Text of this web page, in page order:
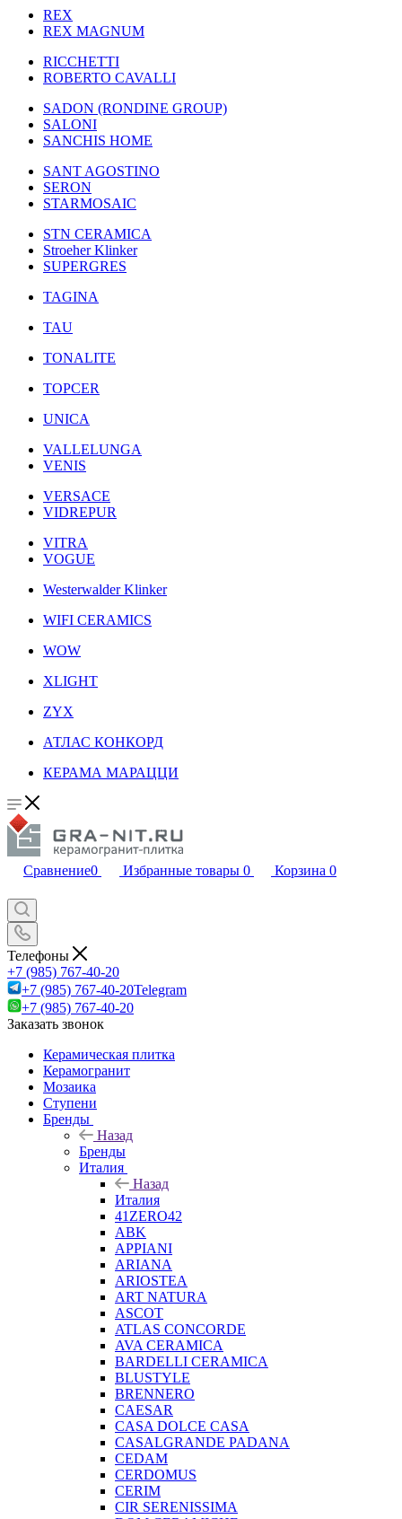
REX
REX MAGNUM
RICCHETTI
ROBERTO CAVALLI
SADON (RONDINE GROUP)
SALONI
SANCHIS HOME
SANT AGOSTINO
SERON
STARMOSAIC
STN CERAMICA
Stroeher Klinker
SUPERGRES
TAGINA
TAU
TONALITE
TOPCER
UNICA
VALLELUNGA
VENIS
VERSACE
VIDREPUR
VITRA
VOGUE
Westerwalder Klinker
WIFI CERAMICS
WOW
XLIGHT
ZYX
АТЛАС КОНКОРД
КЕРАМА МАРАЦЦИ
Сравнение0 Избранные товары 0 Корзина 0
Телефоны
+7 (985) 767-40-20
+7 (985) 767-40-20Telegram
+7 (985) 767-40-20
Заказать звонок
Керамическая плитка
Керамогранит
Мозаика
Ступени
Бренды
Назад
Бренды
Италия
Назад
Италия
41ZERO42
ABK
APPIANI
ARIANA
ARIOSTEA
ART NATURA
ASCOT
ATLAS CONCORDE
AVA CERAMICA
BARDELLI CERAMICA
BLUSTYLE
BRENNERO
CAESAR
CASA DOLCE CASA
CASALGRANDE PADANA
CEDAM
CERDOMUS
CERIM
CIR SERENISSIMA